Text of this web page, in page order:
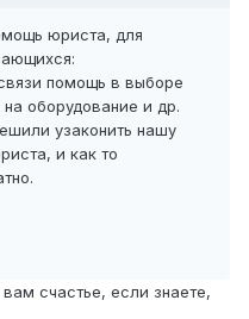
юриста, для
помощь в выборе
оборудование и др.
узаконить нашу
и как то
счастье, если знаете,